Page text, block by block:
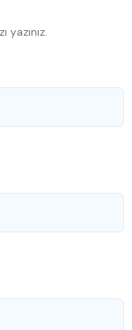
yazınız.